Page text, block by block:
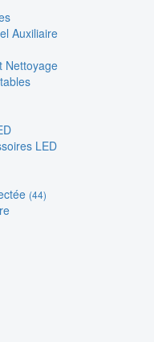
Auxiliaire
Nettoyage
LED
(44)